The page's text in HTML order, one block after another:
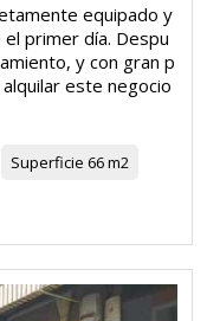
equipado y
primer día. Despu
y con gran p
este negocio
Superficie 66 m2